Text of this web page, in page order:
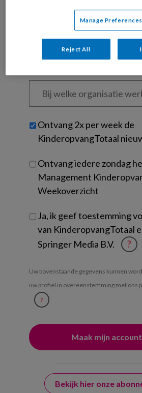
wachtwoord* *
Kies
functie *
Bij
welke
je?
Untitled
Ontvang 2x per week de
KinderopvangTotaal
Ontvang iedere zondag
Management
Weekoverzicht
Ja, ik geef toestemming
van KinderopvangTotaal
Springer Media B.V.
?
Uw bovenstaande gegevens kunnen
uw profiel in overeenstemming met ons
?
Bekijk hier onze
Manage Preferences
Reject All